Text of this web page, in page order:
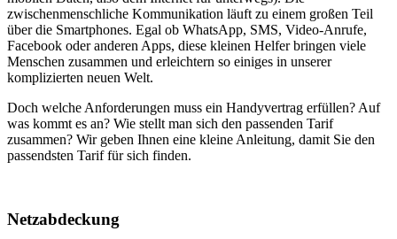
zwischenmenschliche Kommunikation läuft zu einem großen Teil
über die Smartphones. Egal ob WhatsApp, SMS, Video-Anrufe,
Facebook oder anderen Apps, diese kleinen Helfer bringen viele
Menschen zusammen und erleichtern so einiges in unserer
komplizierten neuen Welt.
Doch welche Anforderungen muss ein Handyvertrag erfüllen? Auf
was kommt es an? Wie stellt man sich den passenden Tarif
zusammen? Wir geben Ihnen eine kleine Anleitung, damit Sie den
passendsten Tarif für sich finden.
Netzabdeckung